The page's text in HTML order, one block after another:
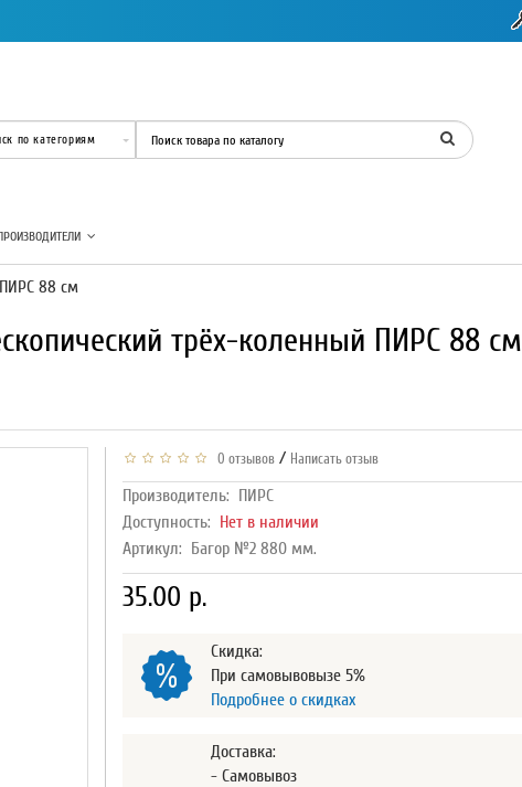
88 см
трёх-коленный ПИРС 88 см
0 отзывов / Написать отзыв
Производитель: ПИРС
Доступность: Нет в наличии
Артикул: Багор №2 880 мм.
35.00 р.
Скидка:
При самовывовызе 5%
Подробнее о скидках
Доставка:
- Самовывоз